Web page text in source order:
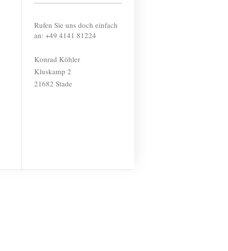
Rufen Sie uns doch einfach
an: +49 4141 81224
Konrad Köhler
Kluskamp 2
21682 Stade